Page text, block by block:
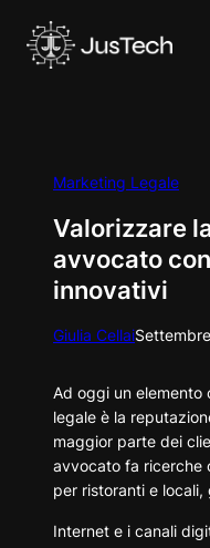
contenuto
Marketing Legale
Valorizzare
avvocato
innovativi
Giulia Cellai
Ad oggi un elemento
legale è la
maggior parte dei
avvocato fa ricerche
per ristoranti e locali,
Internet e i canali